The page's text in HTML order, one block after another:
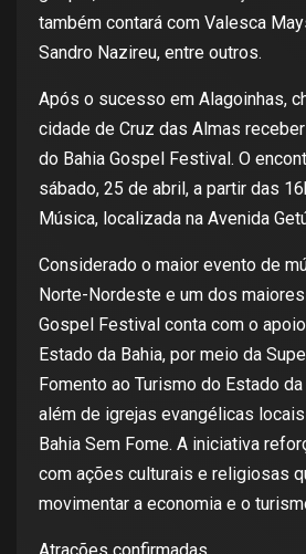
também contará com Valesca
Sandro Nazireu, entre outros.
Após o sucesso em Alagoinhas,
cidade de Cruz das Almas
do Bahia Gospel Festival. O
sábado, 25 de abril, a partir das
Música, localizada na Avenida
Considerado o maior evento de
Norte-Nordeste e um dos
Gospel Festival conta com o
Estado da Bahia, por meio da
Fomento ao Turismo do Estado
além de igrejas evangélicas
Bahia Sem Fome. A iniciativa
com ações culturais e religiosas
movimentar a economia e o